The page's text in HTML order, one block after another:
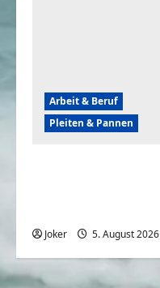
Arbeit & Beruf
Pleiten & Pannen
Joker 5. August 2026